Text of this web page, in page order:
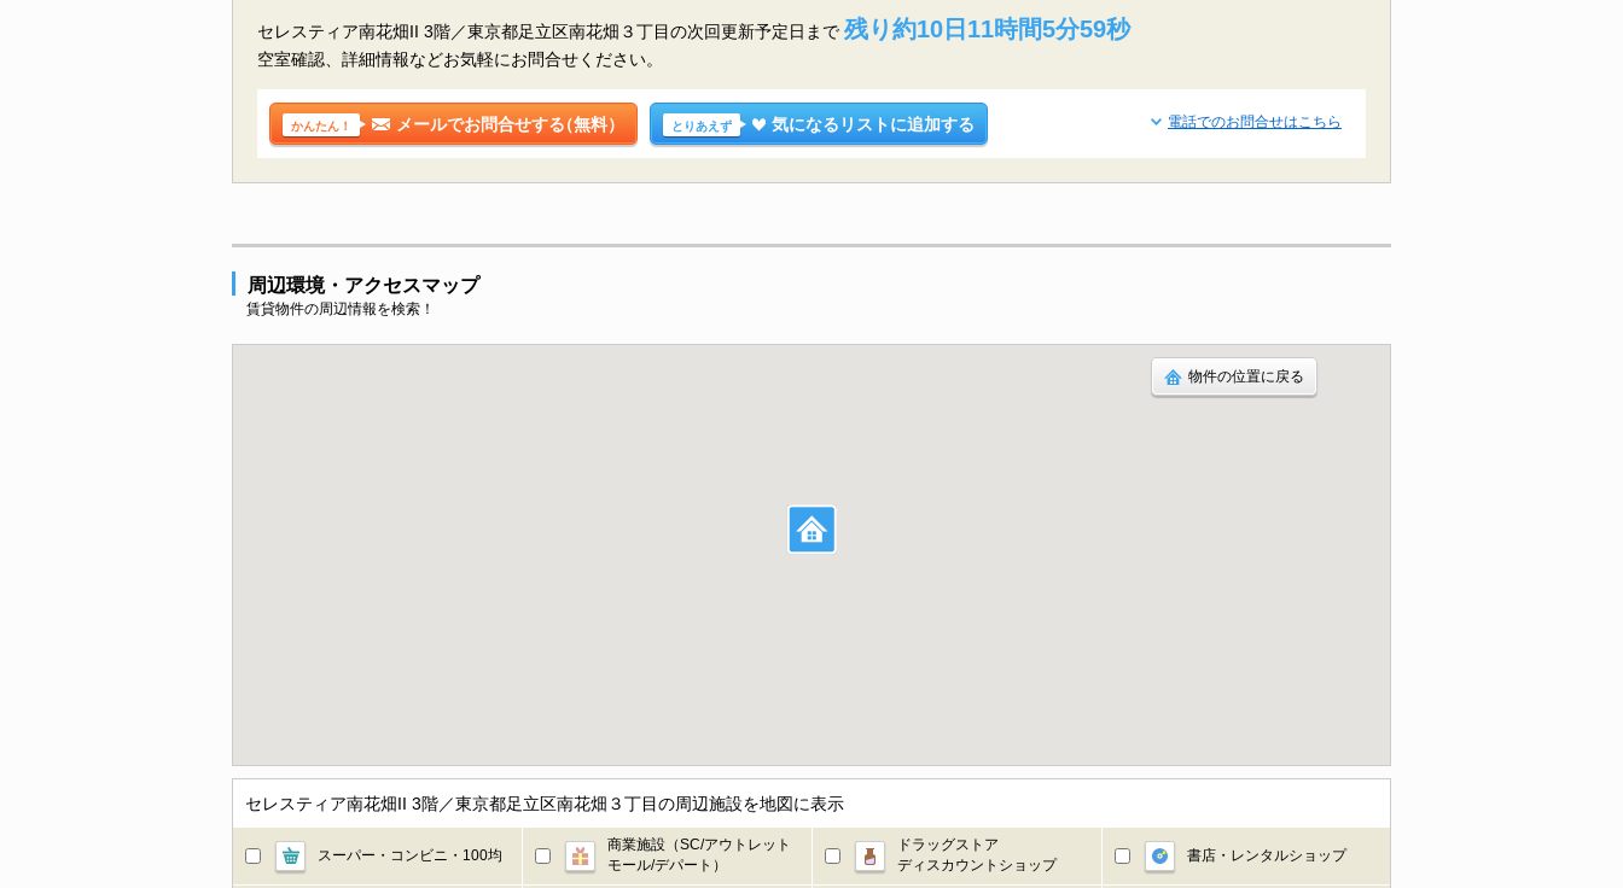
セレスティア南花畑II 3階／東京都足立区南花畑３丁目の次回更新予定日まで 残り約10日11時間5分58秒
空室確認、詳細情報などお気軽にお問合せください。
かんたん！ メールでお問合せする（無料） とりあえず 気になるリストに追加する 電話でのお問合せはこちら
周辺環境・アクセスマップ
賃貸物件の周辺情報を検索！
物件の位置に戻る
セレスティア南花畑II 3階／東京都足立区南花畑３丁目の周辺施設を地図に表示
スーパー・コンビニ・100均
商業施設（SC/アウトレット
モール/デパート）
ドラッグストア
ディスカウントショップ
書店・レンタルショップ